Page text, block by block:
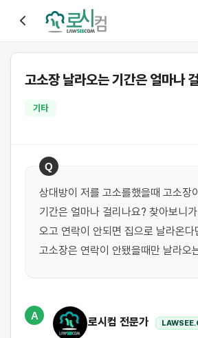
고소장 날라오는 기간은 얼마나
기타
Q
상대방이 저를 고소를했을때 고소장
기간은 얼마나 걸리나요? 찾아보니
오고 연락이 안되면 집으로 날라온다
고소장은 연락이 안됐을때만 날라오
A
로시컴 전문가